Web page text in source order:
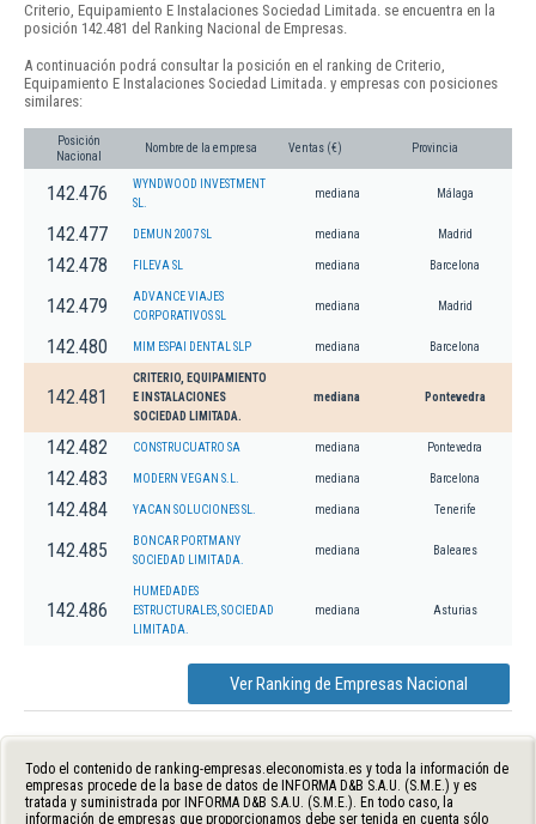
Criterio, Equipamiento E Instalaciones Sociedad Limitada. se encuentra en la
posición 142.481 del Ranking Nacional de Empresas.
A continuación podrá consultar la posición en el ranking de Criterio,
Equipamiento E Instalaciones Sociedad Limitada. y empresas con posiciones
similares:
Posición
Nacional
Nombre de la empresa Ventas (€) Provincia
142.476
WYNDWOOD INVESTMENT
SL.
mediana Málaga
142.477 DEMUN 2007 SL mediana Madrid
142.478 FILEVA SL mediana Barcelona
142.479
ADVANCE VIAJES
CORPORATIVOS SL
mediana Madrid
142.480 MIM ESPAI DENTAL SLP mediana Barcelona
142.481
CRITERIO, EQUIPAMIENTO
E INSTALACIONES
SOCIEDAD LIMITADA.
mediana Pontevedra
142.482 CONSTRUCUATRO SA mediana Pontevedra
142.483 MODERN VEGAN S.L. mediana Barcelona
142.484 YACAN SOLUCIONES SL. mediana Tenerife
142.485
BONCAR PORTMANY
SOCIEDAD LIMITADA.
mediana Baleares
142.486
HUMEDADES
ESTRUCTURALES, SOCIEDAD
LIMITADA.
mediana Asturias
Ver Ranking de Empresas Nacional
Todo el contenido de ranking-empresas.eleconomista.es y toda la información de
empresas procede de la base de datos de INFORMA D&B S.A.U. (S.M.E.) y es
tratada y suministrada por INFORMA D&B S.A.U. (S.M.E.). En todo caso, la
información de empresas que proporcionamos debe ser tenida en cuenta sólo